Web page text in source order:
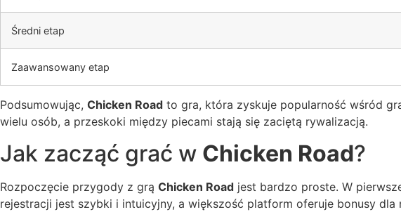
Średni etap
Zaawansowany etap
Podsumowując, Chicken Road to gra, która zyskuje popularność wśród
wielu osób, a przeskoki między piecami stają się zaciętą rywalizacją.
Jak zacząć grać w Chicken Road?
Rozpoczęcie przygody z grą Chicken Road jest bardzo proste. W
rejestracji jest szybki i intuicyjny, a większość platform oferuje bonusy